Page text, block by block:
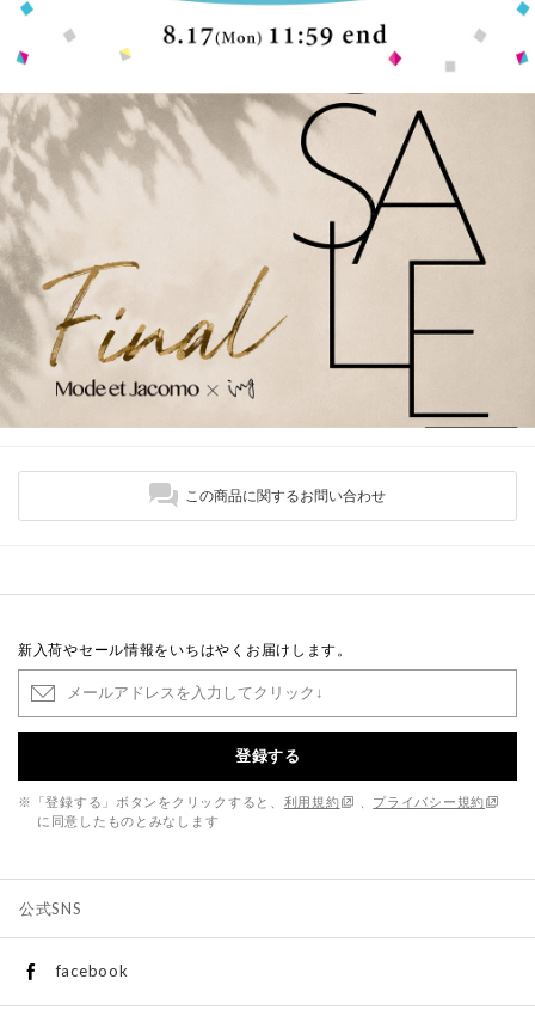
この商品に関するお問い合わせ
新入荷やセール情報をいちはやくお届けします。
登録する
※「登録する」ボタンをクリックすると、 利用規約
プライバシー規約
に同意したものとみなします
公式SNS
facebook